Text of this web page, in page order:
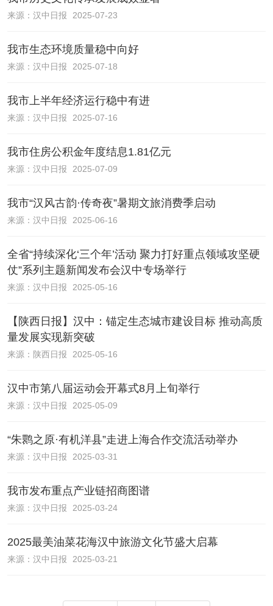
来源： 汉中日报 2025-07-23
我市生态环境质量稳中向好
来源： 汉中日报 2025-07-18
我市上半年经济运行稳中有进
来源： 汉中日报 2025-07-16
我市住房公积金年度结息1.81亿元
来源： 汉中日报 2025-07-09
我市“汉风古韵·传奇夜”暑期文旅消费季启动
来源： 汉中日报 2025-06-16
全省“持续深化‘三个年’活动 聚力打好重点领域攻坚硬
仗”系列主题新闻发布会汉中专场举行
来源： 汉中日报 2025-05-16
【陕西日报】汉中：锚定生态城市建设目标 推动高质
量发展实现新突破
来源： 陕西日报 2025-05-16
汉中市第八届运动会开幕式8月上旬举行
来源： 汉中日报 2025-05-09
“朱鹮之原·有机洋县”走进上海合作交流活动举办
来源： 汉中日报 2025-03-31
我市发布重点产业链招商图谱
来源： 汉中日报 2025-03-24
2025最美油菜花海汉中旅游文化节盛大启幕
来源： 汉中日报 2025-03-21